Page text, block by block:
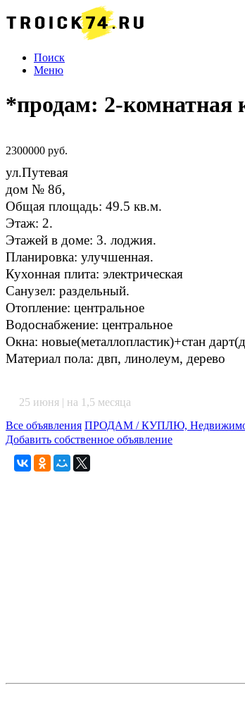
Поиск
Меню
*продам: 2-комнатная
2300000 руб.
ул.Путевая
дом № 8б,
Общая площадь: 49.5 кв.м.
Этаж: 2.
Этажей в доме: 3. лоджия.
Планировка: улучшенная.
Кухонная плита: электрическая
Санузел: раздельный.
Отопление: центральное
Водоснабжение: центральное
Окна: новые(металлопластик)+стан
Материал пола: двп, линолеум, дерево
25 июня | на 1,5 месяца
Все объявления ПРОДАМ / КУПЛЮ,
Добавить собственное объявление